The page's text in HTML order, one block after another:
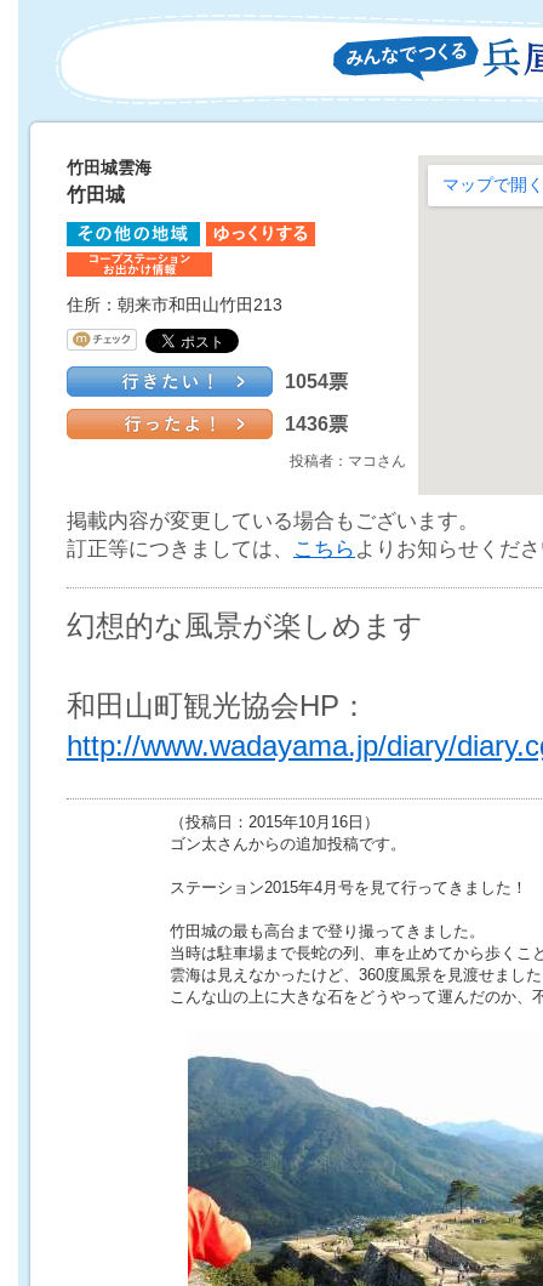
竹田城雲海
竹田城
住所：朝来市和田山竹田213
1054票
1436票
投稿者：マコさん
掲載内容が変更している場合もございます。
訂正等につきましては、
こちら よりお知らせくだ
幻想的な風景が楽しめます
和田山町観光協会HP：
http://www.wadayama.jp/diary/
（投稿日：2015年10月16日）
ゴン太さんからの追加投稿です。
ステーション2015年4月号を見て行ってきました！
竹田城の最も高台まで登り撮ってきました。
当時は駐車場まで長蛇の列、車を止めてから歩くこ
雲海は見えなかったけど、360度風景を見渡せまし
こんな山の上に大きな石をどうやって運んだのか、